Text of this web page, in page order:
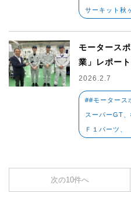
サーキット秋
モータース
業」レポー
2026.2.7
##モータース
スーパーGT
Ｆ１パーツ、
次の10件へ